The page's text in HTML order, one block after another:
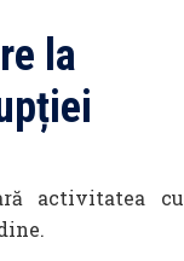
la
activitatea cu